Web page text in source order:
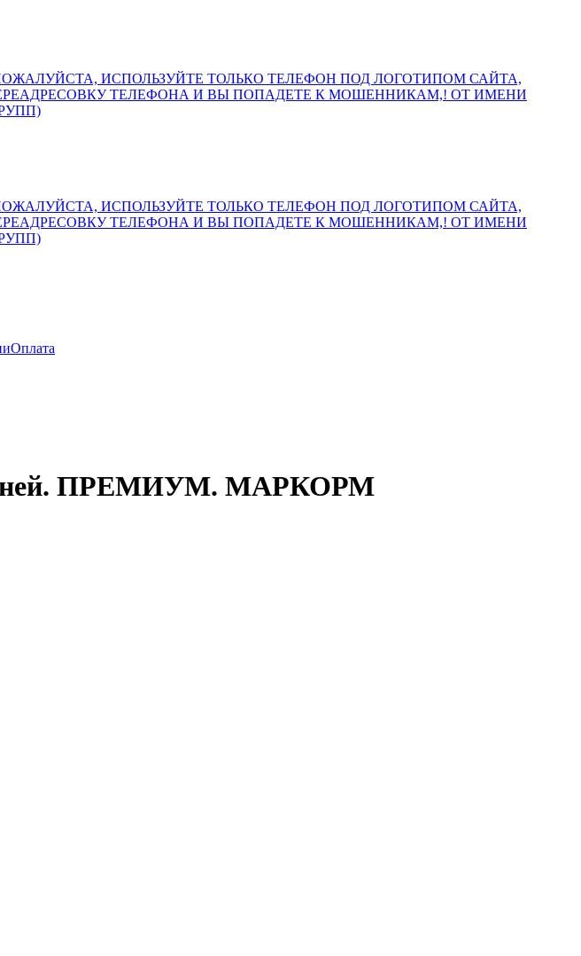
ПОЖАЛУЙСТА, ИСПОЛЬЗУЙТЕ ТОЛЬКО ТЕЛЕФОН ПОД ЛОГОТИПОМ САЙТА,
ТЕЛЕФОНА И ВЫ ПОПАДЕТЕ К МОШЕННИКАМ,! ОТ ИМЕНИ
ПОЖАЛУЙСТА, ИСПОЛЬЗУЙТЕ ТОЛЬКО ТЕЛЕФОН ПОД ЛОГОТИПОМ САЙТА,
ТЕЛЕФОНА И ВЫ ПОПАДЕТЕ К МОШЕННИКАМ,! ОТ ИМЕНИ
Оплата
дней. ПРЕМИУМ. МАРКОРМ